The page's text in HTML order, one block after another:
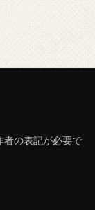
者の表記が必要で